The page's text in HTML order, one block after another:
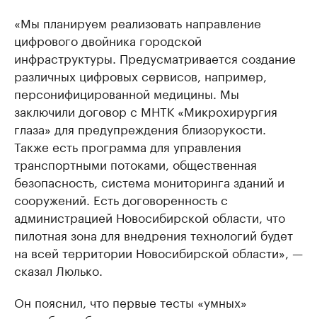
«Мы планируем реализовать направление
цифрового двойника городской
инфраструктуры. Предусматривается создание
различных цифровых сервисов, например,
персонифицированной медицины. Мы
заключили договор с МНТК «Микрохирургия
глаза» для предупреждения близорукости.
Также есть программа для управления
транспортными потоками, общественная
безопасность, система мониторинга зданий и
сооружений. Есть договоренность с
администрацией Новосибирской области, что
пилотная зона для внедрения технологий будет
на всей территории Новосибирской области», —
сказал Люлько.
Он пояснил, что первые тесты «умных»